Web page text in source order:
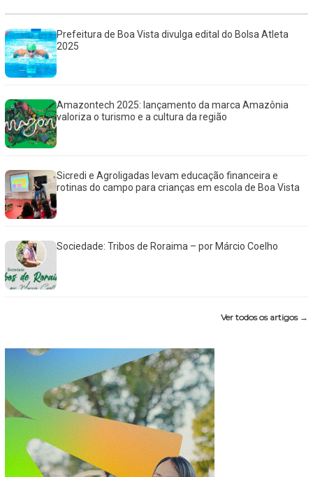
Prefeitura de Boa Vista divulga edital do Bolsa Atleta
2025
Amazontech 2025: lançamento da marca Amazônia
valoriza o turismo e a cultura da região
Sicredi e Agroligadas levam educação financeira e
rotinas do campo para crianças em escola de Boa Vista
Sociedade: Tribos de Roraima – por Márcio Coelho
Ver todos os artigos →